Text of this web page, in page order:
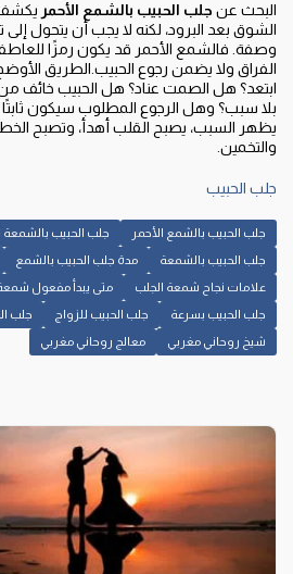
البحث عن جلب الحبيب بالشمع الأحمر
الشوق بعد البرود، لكنه لا يجب أن يتحول
وصفة. فالشمع الأحمر قد يكون رمزًا
الفراق ولا يضمن رجوع الحبيب.الطريق
ابتعد؟ هل الصمت عناد؟ هل الحبيب خائف
بلا سبب؟ وهل الرجوع المطلوب سيكون
يظهر السبب، يصبح القلب أهدأ، وتصبح
والتخمين.
جلب الحبيب
جلب الحبيب بالشمع الأحمر جلب الحبيب بالشمعة
جلب الحبيب بالشمعة مدة جلب الحبيب بالشمع
علامات نجاح شمعة الجلب متى يبدأ مفعول شمعة
جلب الحبيب بسرعة جلب الحبيب للزواج جلب
شيخ روحاني مغربي معالج روحاني مغربي